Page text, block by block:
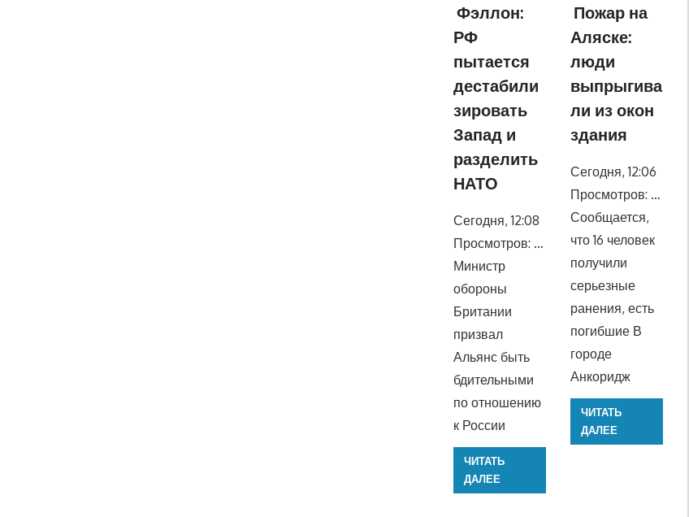
Фэллон:
РФ
пытается
дестабили
зировать
Запад и
разделить
НАТО
Сегодня, 12:08
Просмотров: …
Министр
обороны
Британии
призвал
Альянс быть
бдительными
по отношению
к России
ЧИТАТЬ
ДАЛЕЕ
Пожар на
Аляске:
люди
выпрыгива
ли из окон
здания
Сегодня, 12:06
Просмотров: …
Сообщается,
что 16 человек
получили
серьезные
ранения, есть
погибшие В
городе
Анкоридж
ЧИТАТЬ
ДАЛЕЕ